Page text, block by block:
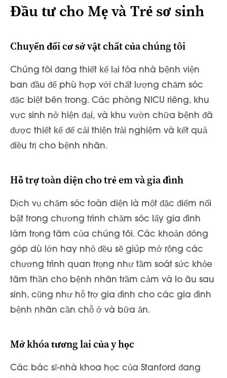
Đầu tư cho Mẹ và Trẻ sơ sinh
Chuyển đổi cơ sở vật chất của chúng tôi
Chúng tôi đang thiết kế lại tòa nhà bệnh viện
ban đầu để phù hợp với chất lượng chăm sóc
đặc biệt bên trong. Các phòng NICU riêng, khu
vực sinh nở hiện đại, và khu vườn chữa bệnh đã
được thiết kế để cải thiện trải nghiệm và kết quả
điều trị cho bệnh nhân.
Hỗ trợ toàn diện cho trẻ em và gia đình
Dịch vụ chăm sóc toàn diện là một đặc điểm nổi
bật trong chương trình chăm sóc lấy gia đình
làm trọng tâm của chúng tôi. Các khoản đóng
góp dù lớn hay nhỏ đều sẽ giúp mở rộng các
chương trình quan trọng như tầm soát sức khỏe
tâm thần cho bệnh nhân trầm cảm và lo âu sau
sinh, cũng như hỗ trợ gia đình cho các gia đình
bệnh nhân cần chỗ ở và bữa ăn.
Mở khóa tương lai của y học
Các bác sĩ-nhà khoa học của Stanford đang